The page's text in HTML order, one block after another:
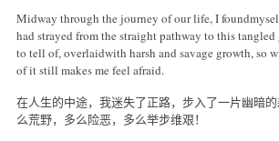
Midway through the journey of our life, I
had strayed from the straight pathway to this
to tell of, overlaidwith harsh and savage growth, so
of it still makes me feel afraid.
在人生的中途，我迷失了正路，步入了一片幽暗
么荒野，多么险恶，多么举步维艰！